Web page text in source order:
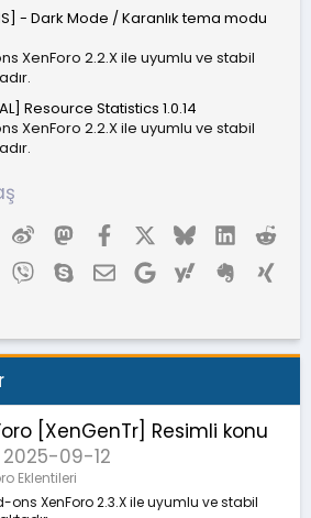
- Dark Mode / Karanlık tema modu
XenForo 2.2.X ile uyumlu ve stabil
Resource Statistics 1.0.14
XenForo 2.2.X ile uyumlu ve stabil
Weibo MastodonFacebookX (Twitter)
BlueskyLinkedIn
Viber SkypeE-postaGoogleYahoo Evernote
[XenGenTr] Resimli konu
2025-09-12
Eklentileri
ons XenForo 2.3.X ile uyumlu ve stabil